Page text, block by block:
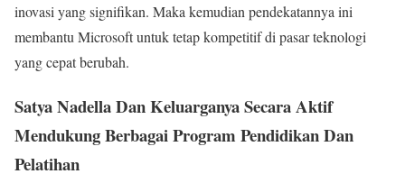
inovasi yang signifikan. Maka kemudian pendekatannya ini
membantu Microsoft untuk tetap kompetitif di pasar teknologi
yang cepat berubah.
Satya Nadella Dan Keluarganya Secara Aktif
Mendukung Berbagai Program Pendidikan Dan
Pelatihan